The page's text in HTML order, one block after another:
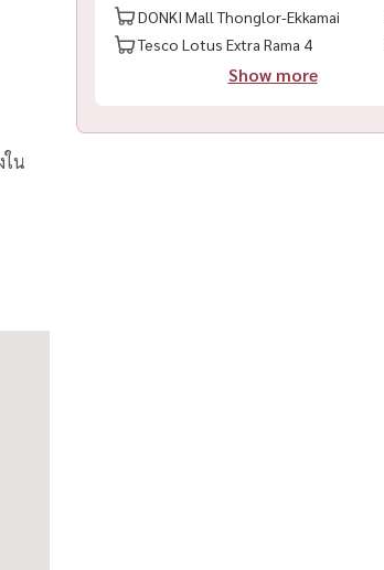
ใน
DONKI Mall Thonglor-Ekkamai
Tesco Lotus Extra Rama 4
Show more